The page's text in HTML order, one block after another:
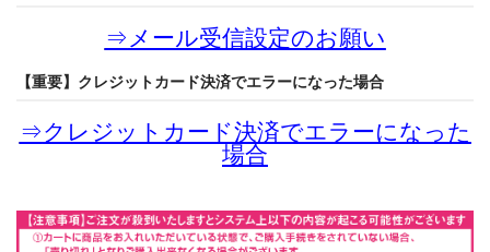
⇒メール受信設定のお願い
【重要】クレジットカード決済でエラーになった場合
⇒クレジットカード決済でエラーになった
場合